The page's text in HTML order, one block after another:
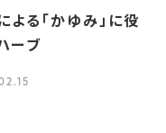
よる「かゆみ」に役
ーブ